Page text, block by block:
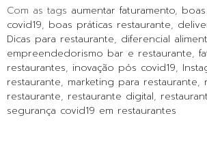
Com as tags aumentar faturamento,
covid19, boas práticas restaurante,
Dicas para restaurante, diferencial
empreendedorismo bar e restaurante,
restaurantes, inovação pós covid19,
restaurante, marketing para restaurante,
restaurante, restaurante digital,
segurança covid19 em restaurantes